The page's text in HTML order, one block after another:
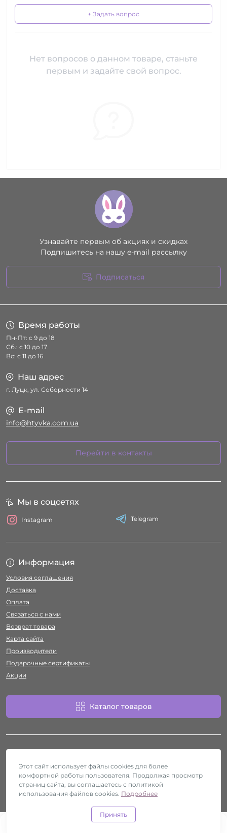
0
+ Задать вопрос
Нет вопросов о данном товаре, станьте
первым и задайте свой вопрос.
Узнавайте первым об акциях и скидках
Подпишитесь на нашу e-mail рассылку
Подписаться
Время работы
Пн-Пт: с 9 до 18
Сб.: с 10 до 17
Вс: с 11 до 16
Наш адрес
г. Луцк, ул. Соборности 14
E-mail
info@htyvka.com.ua
Перейти в контакты
Информация
Условия соглашения
Доставка
Оплата
Связаться с нами
Возврат товара
Карта сайта
Производители
Подарочные сертификаты
Акции
Каталог товаров
Мы в соцсетях
Instagram Telegram
Работает наocStore
Секс-шоп Htyvka © 2026
Этот сайт использует файлы cookies для более
комфортной работы пользователя. Продолжая просмотр
страниц сайта, вы соглашаетесь с политикой
использования файлов cookies. Подробнее
Принять